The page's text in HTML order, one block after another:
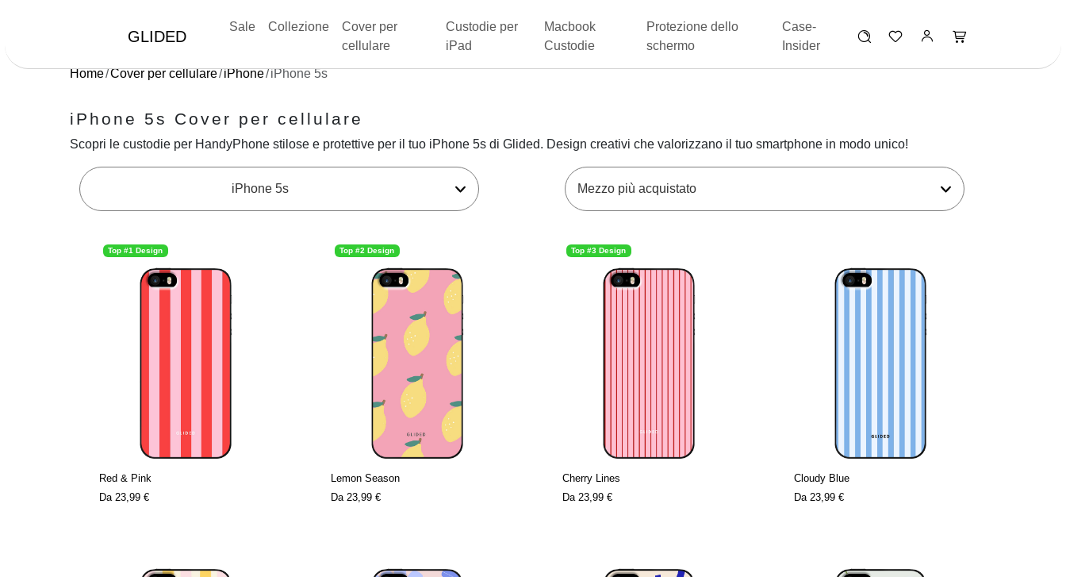
GLIDED
Sale Collezione
Cover per
cellulare
Custodie per
iPad
Macbook
Custodie
Protezione dello
schermo
Case-
Insider
Home Cover per cellulare iPhone iPhone 5s
iPhone 5s Cover per cellulare
Scopri le custodie per HandyPhone stilose e protettive per il tuo iPhone 5s di Glided. Design creativi che valorizzano il tuo smartphone in modo unico!
iPhone 5s
Top #1 Design
Red & Pink
Da 23,99 €
Top #2 Design
Lemon Season
Da 23,99 €
Top #3 Design
Cherry Lines
Da 23,99 €
Cloudy Blue
Da 23,99 €